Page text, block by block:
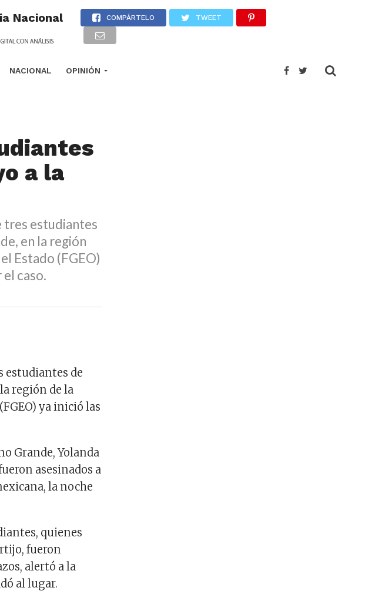
NACIONAL OPINIÓN
Nacional COMPÁRTELO TWEET
a la
tres estudiantes
en la región
Estado (FGEO)
caso.
estudiantes de
región de la
ya inició las
Grande, Yolanda
asesinados a
la noche
quienes
fueron
alertó a la
al lugar.